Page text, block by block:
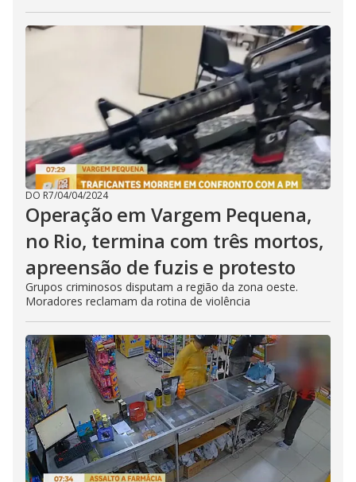
DO R7/04/04/2024
Operação em Vargem Pequena,
no Rio, termina com três mortos,
apreensão de fuzis e protesto
Grupos criminosos disputam a região da zona oeste.
Moradores reclamam da rotina de violência